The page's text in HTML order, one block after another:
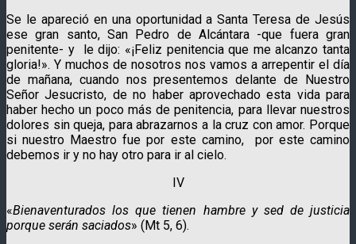
Se le apareció en una oportunidad a Santa Teresa de Jesús
ese gran santo, San Pedro de Alcántara -que fuera gran
penitente- y le dijo: «¡Feliz penitencia que me alcanzo tanta
gloria!». Y muchos de nosotros nos vamos a arrepentir el día
de mañana, cuando nos presentemos delante de Nuestro
Señor Jesucristo, de no haber aprovechado esta vida para
haber hecho un poco más de penitencia, para llevar nuestros
dolores sin queja, para abrazarnos a la cruz con amor. Porque
si nuestro Maestro fue por este camino, por este camino
debemos ir y no hay otro para ir al cielo.
IV
«Bienaventurados los que tienen hambre y sed de justicia
porque serán saciados» (Mt 5, 6).